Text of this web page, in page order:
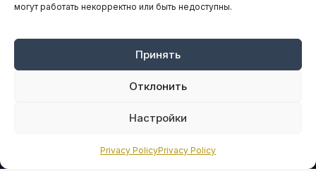
могут работать некорректно или быть недоступны.
Принять
Отклонить
Настройки
Privacy PolicyPrivacy Policy
НАВИГАЦИЯ
Оплата онлайн